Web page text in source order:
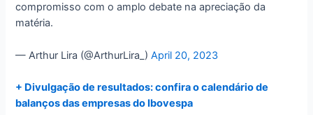
compromisso com o amplo debate na apreciação da
matéria.
— Arthur Lira (@ArthurLira_)April 20, 2023
+ Divulgação de resultados: confira o calendário de
balanços das empresas do Ibovespa